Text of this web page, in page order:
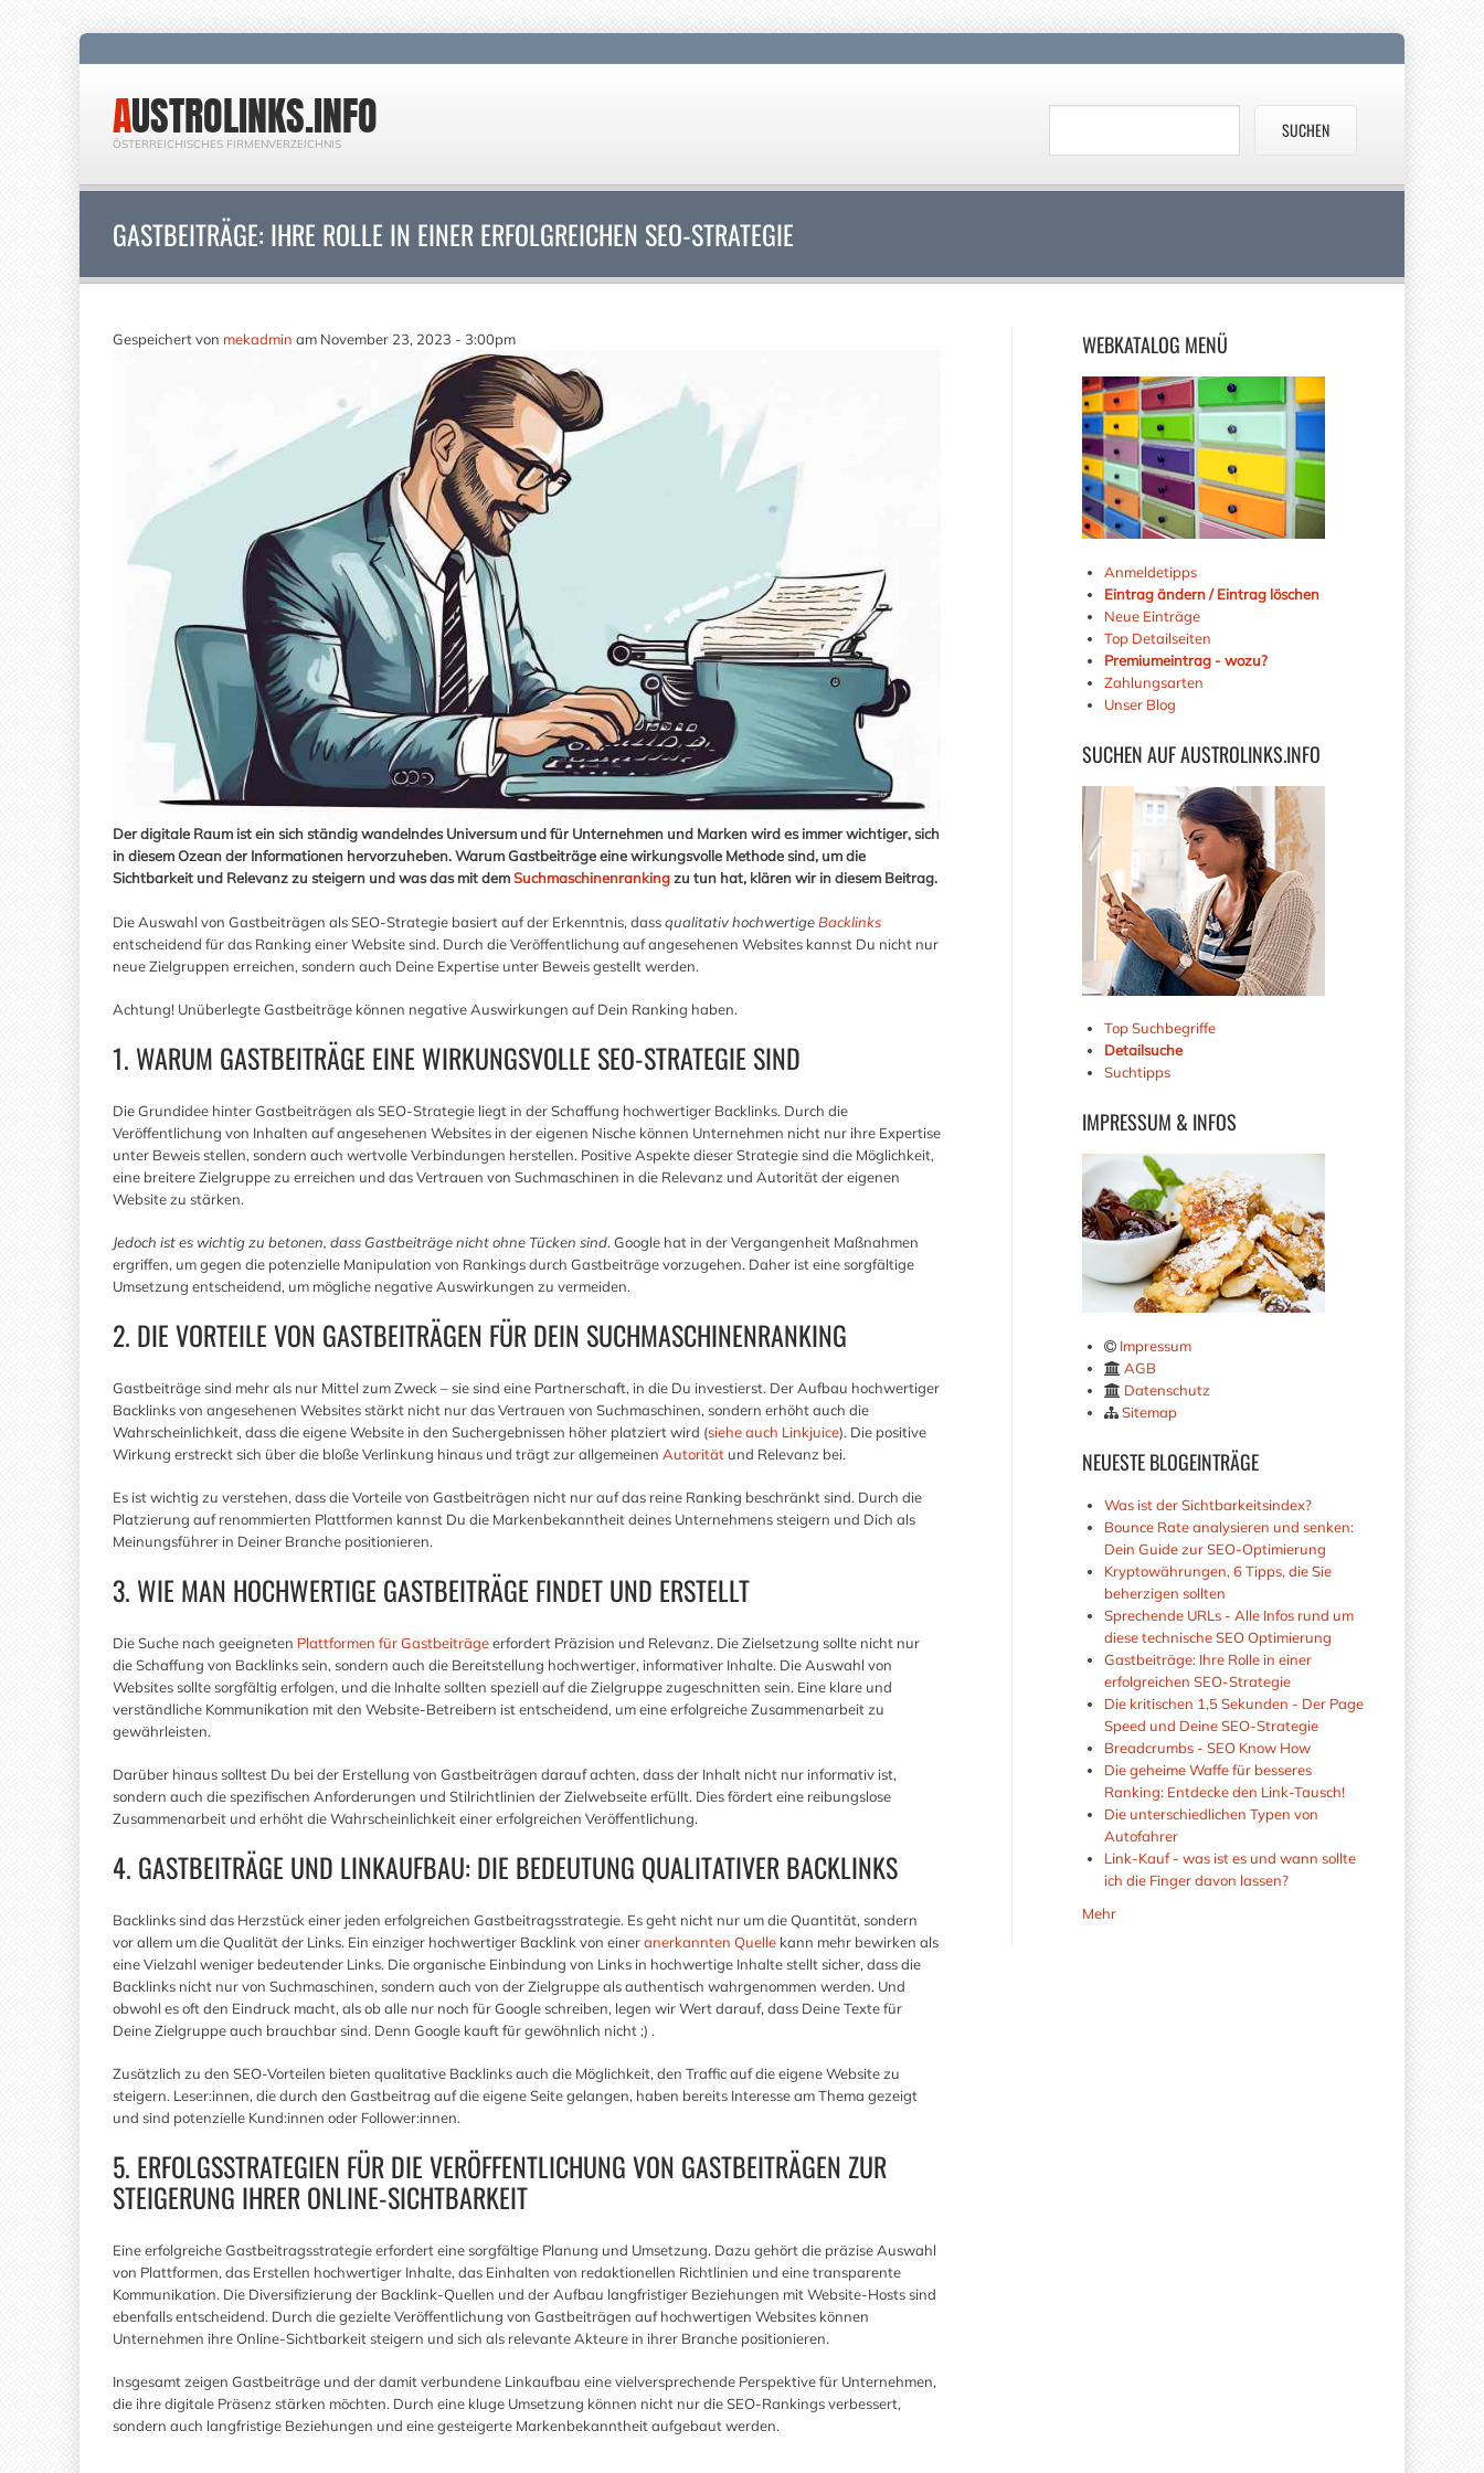
AUSTROLINKS.INFO
ÖSTERREICHISCHES FIRMENVERZEICHNIS
GASTBEITRÄGE: IHRE ROLLE IN EINER ERFOLGREICHEN SEO-STRATEGIE
Gespeichert von mekadmin am November 23, 2023 - 3:00pm
Der digitale Raum ist ein sich ständig wandelndes Universum und für Unternehmen und Marken wird es immer wichtiger, sich
in diesem Ozean der Informationen hervorzuheben. Warum Gastbeiträge eine wirkungsvolle Methode sind, um die
Sichtbarkeit und Relevanz zu steigern und was das mit demSuchmaschinenrankingzu tun hat, klären wir in diesem Beitrag.
Die Auswahl von Gastbeiträgen als SEO-Strategie basiert auf der Erkenntnis, dassqualitativ hochwertigeBacklinks
entscheidend für das Ranking einer Website sind. Durch die Veröffentlichung auf angesehenen Websites kannst Du nicht nur
neue Zielgruppen erreichen, sondern auch Deine Expertise unter Beweis gestellt werden.
Achtung! Unüberlegte Gastbeiträge können negative Auswirkungen auf Dein Ranking haben.
1. WARUM GASTBEITRÄGE EINE WIRKUNGSVOLLE SEO-STRATEGIE SIND
Die Grundidee hinter Gastbeiträgen als SEO-Strategie liegt in der Schaffung hochwertiger Backlinks. Durch die
Veröffentlichung von Inhalten auf angesehenen Websites in der eigenen Nische können Unternehmen nicht nur ihre Expertise
unter Beweis stellen, sondern auch wertvolle Verbindungen herstellen. Positive Aspekte dieser Strategie sind die Möglichkeit,
eine breitere Zielgruppe zu erreichen und das Vertrauen von Suchmaschinen in die Relevanz und Autorität der eigenen
Website zu stärken.
Jedoch ist es wichtig zu betonen, dass Gastbeiträge nicht ohne Tücken sind. Google hat in der Vergangenheit Maßnahmen
ergriffen, um gegen die potenzielle Manipulation von Rankings durch Gastbeiträge vorzugehen. Daher ist eine sorgfältige
Umsetzung entscheidend, um mögliche negative Auswirkungen zu vermeiden.
2. DIE VORTEILE VON GASTBEITRÄGEN FÜR DEIN SUCHMASCHINENRANKING
Gastbeiträge sind mehr als nur Mittel zum Zweck – sie sind eine Partnerschaft, in die Du investierst. Der Aufbau hochwertiger
Backlinks von angesehenen Websites stärkt nicht nur das Vertrauen von Suchmaschinen, sondern erhöht auch die
Wahrscheinlichkeit, dass die eigene Website in den Suchergebnissen höher platziert wird (siehe auch Linkjuice). Die positive
Wirkung erstreckt sich über die bloße Verlinkung hinaus und trägt zur allgemeinen Autorität und Relevanz bei.
Es ist wichtig zu verstehen, dass die Vorteile von Gastbeiträgen nicht nur auf das reine Ranking beschränkt sind. Durch die
Platzierung auf renommierten Plattformen kannst Du die Markenbekanntheit deines Unternehmens steigern und Dich als
Meinungsführer in Deiner Branche positionieren.
3. WIE MAN HOCHWERTIGE GASTBEITRÄGE FINDET UND ERSTELLT
Die Suche nach geeigneten Plattformen für Gastbeiträgeerfordert Präzision und Relevanz. Die Zielsetzung sollte nicht nur
die Schaffung von Backlinks sein, sondern auch die Bereitstellung hochwertiger, informativer Inhalte. Die Auswahl von
Websites sollte sorgfältig erfolgen, und die Inhalte sollten speziell auf die Zielgruppe zugeschnitten sein. Eine klare und
verständliche Kommunikation mit den Website-Betreibern ist entscheidend, um eine erfolgreiche Zusammenarbeit zu
gewährleisten.
Darüber hinaus solltest Du bei der Erstellung von Gastbeiträgen darauf achten, dass der Inhalt nicht nur informativ ist,
sondern auch die spezifischen Anforderungen und Stilrichtlinien der Zielwebseite erfüllt. Dies fördert eine reibungslose
Zusammenarbeit und erhöht die Wahrscheinlichkeit einer erfolgreichen Veröffentlichung.
4. GASTBEITRÄGE UND LINKAUFBAU: DIE BEDEUTUNG QUALITATIVER BACKLINKS
Backlinks sind das Herzstück einer jeden erfolgreichen Gastbeitragsstrategie. Es geht nicht nur um die Quantität, sondern
vor allem um die Qualität der Links. Ein einziger hochwertiger Backlink von eineranerkannten Quelle kann mehr bewirken als
eine Vielzahl weniger bedeutender Links. Die organische Einbindung von Links in hochwertige Inhalte stellt sicher, dass die
Backlinks nicht nur von Suchmaschinen, sondern auch von der Zielgruppe als authentisch wahrgenommen werden. Und
obwohl es oft den Eindruck macht, als ob alle nur noch für Google schreiben, legen wir Wert darauf, dass Deine Texte für
Deine Zielgruppe auch brauchbar sind. Denn Google kauft für gewöhnlich nicht ;) .
Zusätzlich zu den SEO-Vorteilen bieten qualitative Backlinks auch die Möglichkeit, den Traffic auf die eigene Website zu
steigern. Leser:innen, die durch den Gastbeitrag auf die eigene Seite gelangen, haben bereits Interesse am Thema gezeigt
und sind potenzielle Kund:innen oder Follower:innen.
5. ERFOLGSSTRATEGIEN FÜR DIE VERÖFFENTLICHUNG VON GASTBEITRÄGEN ZUR
STEIGERUNG IHRER ONLINE-SICHTBARKEIT
Eine erfolgreiche Gastbeitragsstrategie erfordert eine sorgfältige Planung und Umsetzung. Dazu gehört die präzise Auswahl
von Plattformen, das Erstellen hochwertiger Inhalte, das Einhalten von redaktionellen Richtlinien und eine transparente
Kommunikation. Die Diversifizierung der Backlink-Quellen und der Aufbau langfristiger Beziehungen mit Website-Hosts sind
ebenfalls entscheidend. Durch die gezielte Veröffentlichung von Gastbeiträgen auf hochwertigen Websites können
Unternehmen ihre Online-Sichtbarkeit steigern und sich als relevante Akteure in ihrer Branche positionieren.
Insgesamt zeigen Gastbeiträge und der damit verbundene Linkaufbau eine vielversprechende Perspektive für Unternehmen,
die ihre digitale Präsenz stärken möchten. Durch eine kluge Umsetzung können nicht nur die SEO-Rankings verbessert,
sondern auch langfristige Beziehungen und eine gesteigerte Markenbekanntheit aufgebaut werden.
WEBKATALOG MENÜ
Anmeldetipps
Eintrag ändern / Eintrag löschen
Neue Einträge
Top Detailseiten
Premiumeintrag - wozu?
Zahlungsarten
Unser Blog
SUCHENAUF AUSTROLINKS.INFO
Top Suchbegriffe
Detailsuche
Suchtipps
IMPRESSUM & INFOS
Impressum
AGB
Datenschutz
Sitemap
NEUESTEBLOGEINTRÄGE
Was ist der Sichtbarkeitsindex?
Bounce Rate analysieren und senken:
Dein Guide zur SEO-Optimierung
Kryptowährungen, 6 Tipps, die Sie
beherzigen sollten
Sprechende URLs - Alle Infos rund um
diese technische SEO Optimierung
Gastbeiträge: Ihre Rolle in einer
erfolgreichen SEO-Strategie
Die kritischen 1,5 Sekunden - Der Page
Speed und Deine SEO-Strategie
Breadcrumbs - SEO Know How
Die geheime Waffe für besseres
Ranking: Entdecke den Link-Tausch!
Die unterschiedlichen Typen von
Autofahrer
Link-Kauf - was ist es und wann sollte
ich die Finger davon lassen?
Mehr